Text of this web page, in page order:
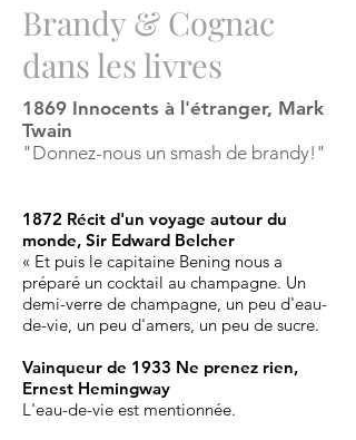
Brandy & Cognac
dans les livres
1869 Innocents à l'étranger, Mark
Twain
"Donnez-nous un smash de brandy!"
1872 Récit d'un voyage autour du
monde, Sir Edward Belcher
« Et puis le capitaine Bening nous a
préparé un cocktail au champagne. Un
demi-verre de champagne, un peu d'eau-
de-vie, un peu d'amers, un peu de sucre.
Vainqueur de 1933 Ne prenez rien,
Ernest Hemingway
L'eau-de-vie est mentionnée.